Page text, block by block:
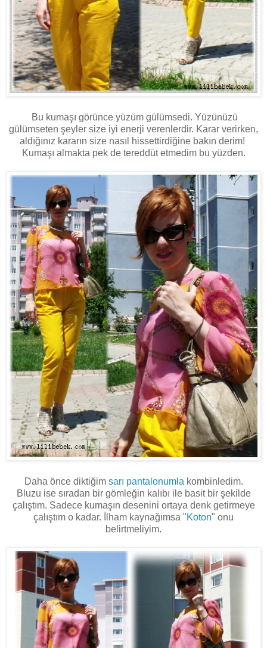
Bu kumaşı görünce yüzüm gülümsedi. Yüzünüzü
gülümseten şeyler size iyi enerji verenlerdir. Karar verirken,
aldığınız kararın size nasıl hissettirdiğine bakın derim!
Kumaşı almakta pek de tereddüt etmedim bu yüzden.
Daha önce diktiğimsarı pantalonumla kombinledim.
Bluzu ise sıradan bir gömleğin kalıbı ile basit bir şekilde
çalıştım. Sadece kumaşın desenini ortaya denk getirmeye
çalıştım o kadar. İlham kaynağımsa "Koton" onu
belirtmeliyim.